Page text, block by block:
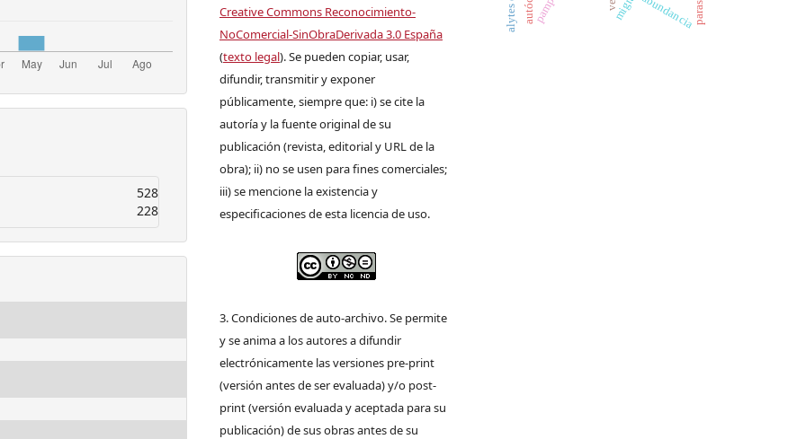
528
228
Creative Commons Reconocimiento-
NoComercial-SinObraDerivada 3.0 España
(texto legal). Se pueden copiar, usar,
difundir, transmitir y exponer
públicamente, siempre que: i) se cite la
autoría y la fuente original de su
publicación (revista, editorial y URL de la
obra); ii) no se usen para fines comerciales;
iii) se mencione la existencia y
especificaciones de esta licencia de uso.
3. Condiciones de auto-archivo. Se permite
y se anima a los autores a difundir
electrónicamente las versiones pre-print
(versión antes de ser evaluada) y/o post-
print (versión evaluada y aceptada para su
publicación) de sus obras antes de su
abundancia